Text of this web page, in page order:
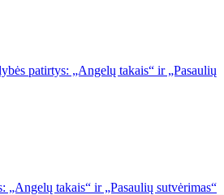
patirtys: „Angelų takais“ ir „Pasaulių
„Angelų takais“ ir „Pasaulių sutvėrimas“